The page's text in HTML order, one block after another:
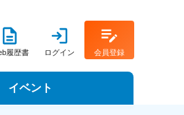
履歴書 ログイン 会員登録
イベント